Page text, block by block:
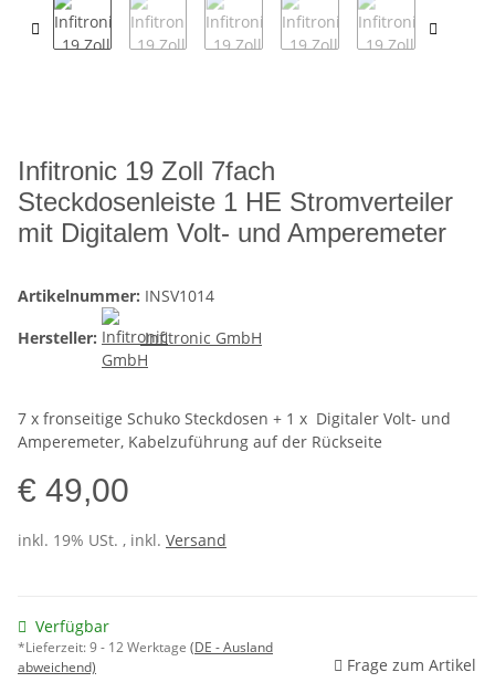
Infitronic 19 Zoll 7fach
Steckdosenleiste 1 HE Stromverteiler
mit Digitalem Volt- und Amperemeter
Artikelnummer: INSV1014
Hersteller:
Infitronic GmbH
7 x fronseitige Schuko Steckdosen + 1 x Digitaler Volt- und
Amperemeter, Kabelzuführung auf der Rückseite
€ 49,00
inkl. 19% USt. , inkl. Versand
Verfügbar
*Lieferzeit:9 - 12 Werktage (DE - Ausland
abweichend)
Frage zum Artikel